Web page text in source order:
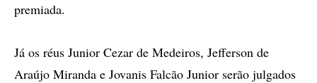
premiada.
Já os réus Junior Cezar de Medeiros, Jefferson de
Araújo Miranda e Jovanis Falcão Junior serão julgados